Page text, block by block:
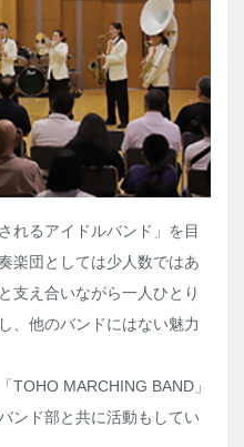
れるアイドルバンド」を目
楽団としては少人数ではあ
支え合いながら一人ひとり
、他のバンドにはない魅力
TOHO MARCHING BAND」
ンド部と共に活動もしてい